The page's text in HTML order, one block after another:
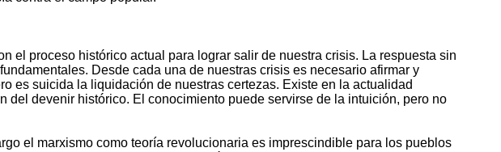
el proceso histórico actual para lograr salir de nuestra crisis. La respuesta sin
Desde cada una de nuestras crisis es necesario afirmar y
es suicida la liquidación de nuestras certezas. Existe en la actualidad
devenir histórico. El conocimiento puede servirse de la intuición, pero no
el marxismo como teoría revolucionaria es imprescindible para los pueblos